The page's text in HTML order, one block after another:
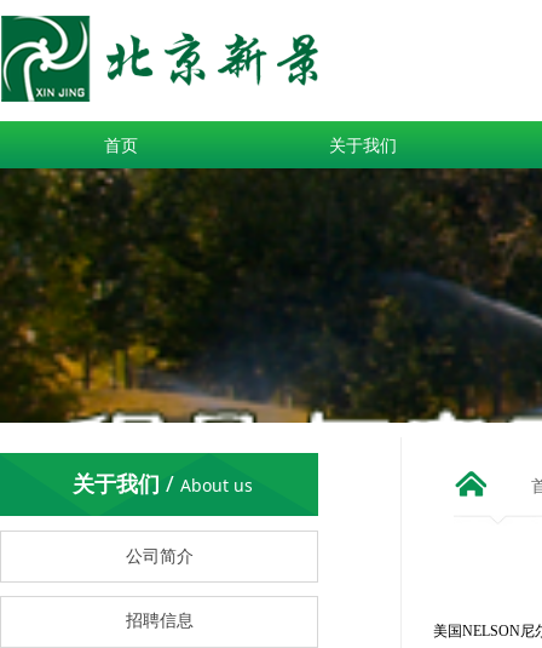
首页 关于我们
关于我们 / About us
公司简介
招聘信息
美国NELSON尼